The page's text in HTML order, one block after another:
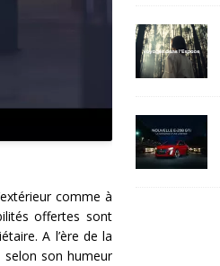
comme à
offertes sont
A l’ère de la
son humeur